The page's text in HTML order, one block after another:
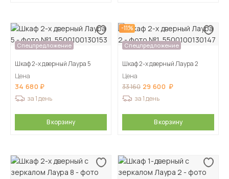
Спецпредложение
Шкаф 2-х дверный Лаура 5
Цена
34 680
за 1 день
В корзину
-11%
Спецпредложение
Шкаф 2-х дверный Лаура 2
Цена
33 160 29 600
за 1 день
В корзину